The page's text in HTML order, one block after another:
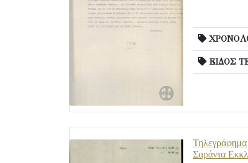
ΕΙΔΟΣ
Τηλεγράφημα
Σαράντα